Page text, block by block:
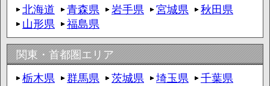
北海道
青森県 岩手県 宮城県
秋田県
山形県
福島県
関東・首都圏エリア
栃木県
群馬県 茨城県 埼玉県
千葉県